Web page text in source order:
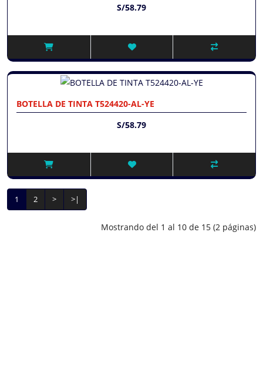
S/58.79
BOTELLA DE TINTA T524420-AL-YE
S/58.79
1 2 > >|
Mostrando del 1 al 10 de 15 (2 páginas)